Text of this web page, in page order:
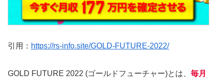
引用： https://rs-info.site/GOLD-FUTURE-2022/
GOLD FUTURE 2022 (ゴールドフューチャー)とは、 毎月